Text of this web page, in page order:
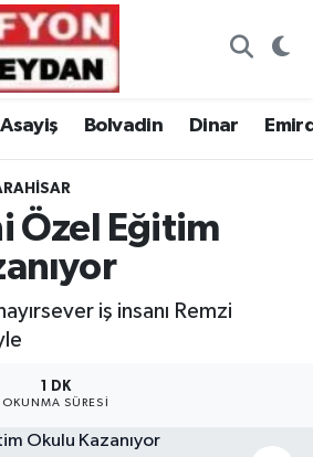
Asayiş Bolvadin Dinar
Özel Eğitim
iş insanı Remzi
1 DK
OKUNMA SÜRESI
Durumu ve Fikstür